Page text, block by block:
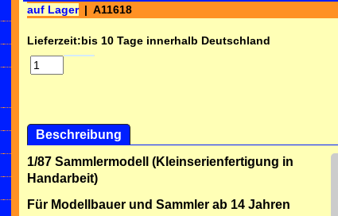
auf Lager A11618
Lieferzeit:bis 10 Tage innerhalb Deutschland
Beschreibung
1/87 Sammlermodell (Kleinserienfertigung in
Handarbeit)
Für Modellbauer und Sammler ab 14 Jahren